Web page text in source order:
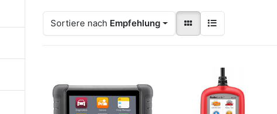
Sortiere nach Empfehlung